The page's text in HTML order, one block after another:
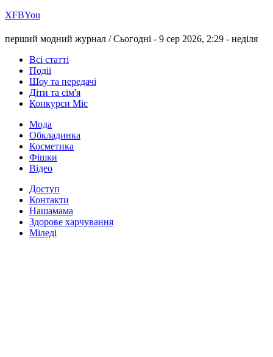
ХFBYou
перший модний журнал /Сьогодні - 9 сер 2026, 2:29 - неділя
Всі статті
Події
Шоу та передачі
Діти та сім'я
Конкурси Міс
Мода
Обкладинка
Косметика
Фішки
Відео
Доступ
Контакти
Нашамама
Здорове харчування
Міледі